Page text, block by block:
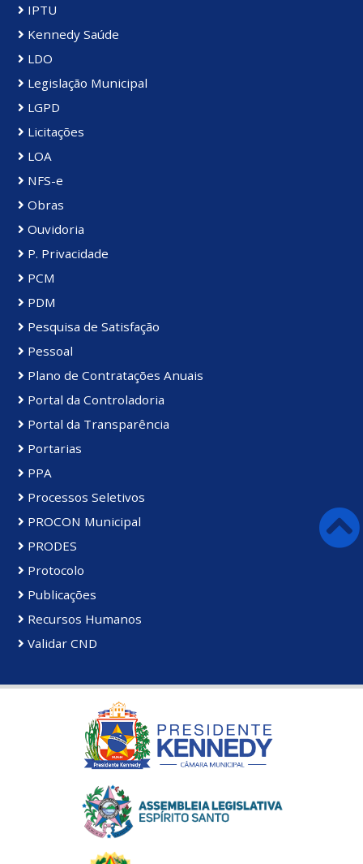
IPTU
Kennedy Saúde
LDO
Legislação Municipal
LGPD
Licitações
LOA
NFS-e
Obras
Ouvidoria
P. Privacidade
PCM
PDM
Pesquisa de Satisfação
Pessoal
Plano de Contratações Anuais
Portal da Controladoria
Portal da Transparência
Portarias
PPA
Processos Seletivos
PROCON Municipal
PRODES
Protocolo
Publicações
Recursos Humanos
Validar CND